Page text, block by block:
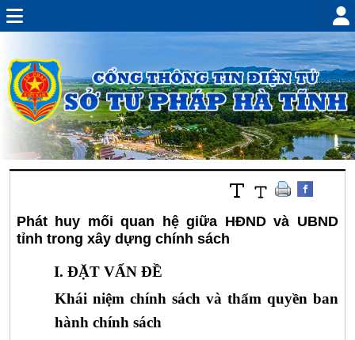
Phát huy mối quan hệ giữa HĐND và UBND
tỉnh trong xây dựng chính sách
I. ĐẶT VẤN ĐỀ
Khái niệm chính sách và thẩm quyền ban
hành chính sách